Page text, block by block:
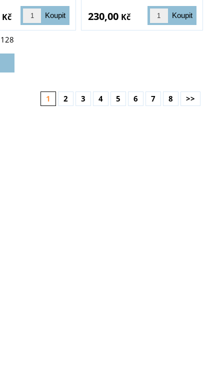
Kč 230,00 Kč
128
1 2 3 4 5 6 7 8 >>